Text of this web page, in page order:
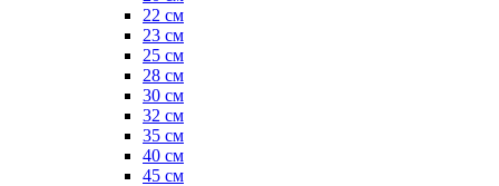
22 см
23 см
25 см
28 см
30 см
32 см
35 см
40 см
45 см